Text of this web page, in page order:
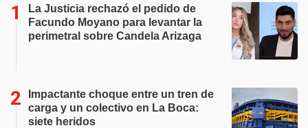
La Justicia rechazó el pedido de
Facundo Moyano para levantar la
perimetral sobre Candela Arizaga
Impactante choque entre un tren de
carga y un colectivo en La Boca:
siete heridos